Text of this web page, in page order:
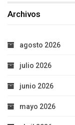
Archivos
agosto 2026
julio 2026
junio 2026
mayo 2026